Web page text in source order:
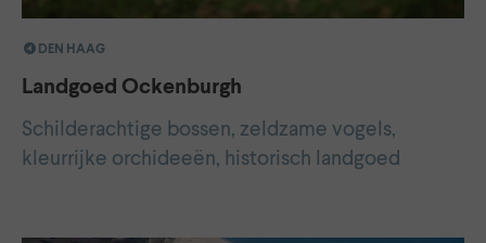
DEN HAAG
Landgoed Ockenburgh
Schilderachtige bossen, zeldzame vogels,
kleurrijke orchideeën, historisch landgoed